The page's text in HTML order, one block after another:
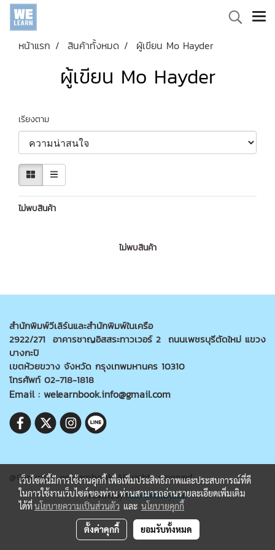
หน้าแรก สินค้าทั้งหมด ผู้เขียน Mo Hayder
ผู้เขียน Mo Hayder
เรียงตาม
ไม่พบสินค้า
ไม่พบสินค้า
สำนักพิมพ์วีเลิร์นและสำนักพิมพ์ในเครือ
2922/271 อาคารชาญอิสสระทาวเวอร์ 2 ถนนเพชรบุรีตัดใหม่ แขวง
บางกะปิ
เขตห้วยขวาง จังหวัด กรุงเทพมหานคร 10310
โทรศัพท์ 02-718-1818
Email : welearnbook.info@gmail.com
@Copyright welearnbook All rights reserved
Powered byMakeWebEasy.com
เว็บไซต์นี้มีการใช้งานคุกกี้ เพื่อเพิ่มประสิทธิภาพและประสบการณ์ที่ดี
ในการใช้งานเว็บไซต์ของท่าน ท่านสามารถอ่านรายละเอียดเพิ่มเติม
ได้ที่นโยบายความเป็นส่วนตัว และ นโยบายคุกกี้
ตั้งค่าคุกกี้ ยอมรับทั้งหมด